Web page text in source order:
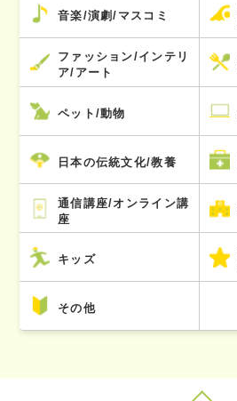
音楽/演劇/マスコミ
ファッション/インテリ
ア/アート
ペット/動物
日本の伝統文化/教養
通信講座/オンライン講
座
キッズ
その他